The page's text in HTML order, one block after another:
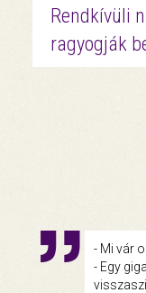
Rendkívüli
ragyogják
- Mi vár
- Egy